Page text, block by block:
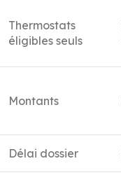
Thermostats
éligibles seuls
Montants
Délai dossier